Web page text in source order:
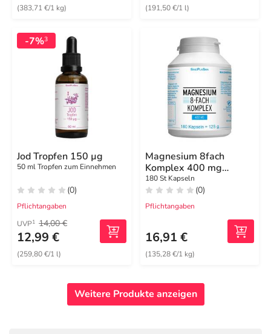
(383,71 €/1 kg) (191,50 €/1 l)
-7%3
Jod Tropfen 150 µg
50 ml Tropfen zum Einnehmen
(0)
Pflichtangaben
UVP1 14,00 €
12,99 €
(259,80 €/1 l)
Magnesium 8fach
Komplex 400 mg
Kapseln
180 St Kapseln
(0)
Pflichtangaben
16,91 €
(135,28 €/1 kg)
Weitere Produkte anzeigen